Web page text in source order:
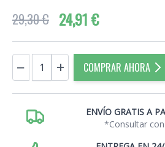
29,30 € 24,91 €
Cantidad
− + COMPRAR AHORA
ENVÍO GRATIS A
*Consultar